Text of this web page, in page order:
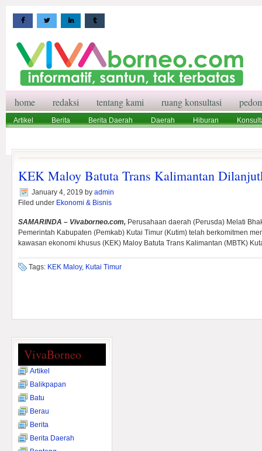
home redaksi tentang kami ruang konsultasi
Artikel Berita Berita Daerah Daerah Hiburan
KEK Maloy Batuta Trans Kalimantan
January 4, 2019 by admin
Filed under Ekonomi & Bisnis
SAMARINDA – Vivaborneo.com, Perusahaan daerah (Perusda) Melati
Pemerintah Kabupaten (Pemkab) Kutai Timur (Kutim) telah berkomitmen
kawasan ekonomi khusus (KEK) Maloy Batuta Trans Kalimantan (MBTK)
Tags: KEK Maloy, Kutai Timur
VivaBorneo
Artikel
Balikpapan
Batu
Berau
Berita
Berita Daerah